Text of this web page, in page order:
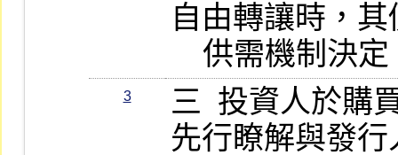
自由轉讓時，
供需機制決
3
三  投資人於購
先行瞭解與發